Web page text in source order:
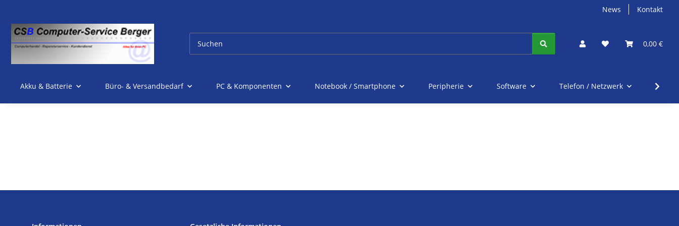
News Kontakt
0,00 €
Akku & Batterie Büro- & Versandbedarf PC & Komponenten Notebook / Smartphone Peripherie Software Telefon / Netzwerk Tinte